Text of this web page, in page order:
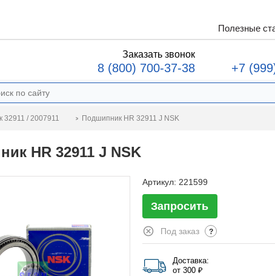
Полезные
Заказать звонок
8 (800) 700-37-38 +7
32911 / 2007911 Подшипник HR 32911 J NSK
HR 32911 J NSK
Артикул: 221599
Запросить
Под заказ ?
Доставка:
от 300 ₽